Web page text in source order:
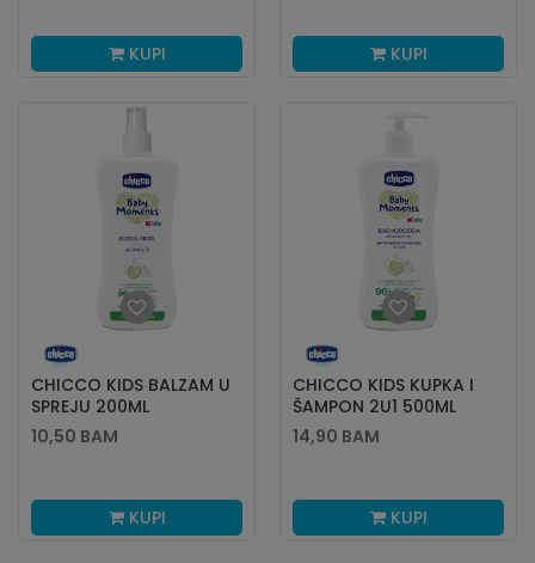
KUPI KUPI
CHICCO KIDS BALZAM U
SPREJU 200ML
10,50 BAM
KUPI
CHICCO KIDS KUPKA I
ŠAMPON 2U1 500ML
14,90 BAM
KUPI